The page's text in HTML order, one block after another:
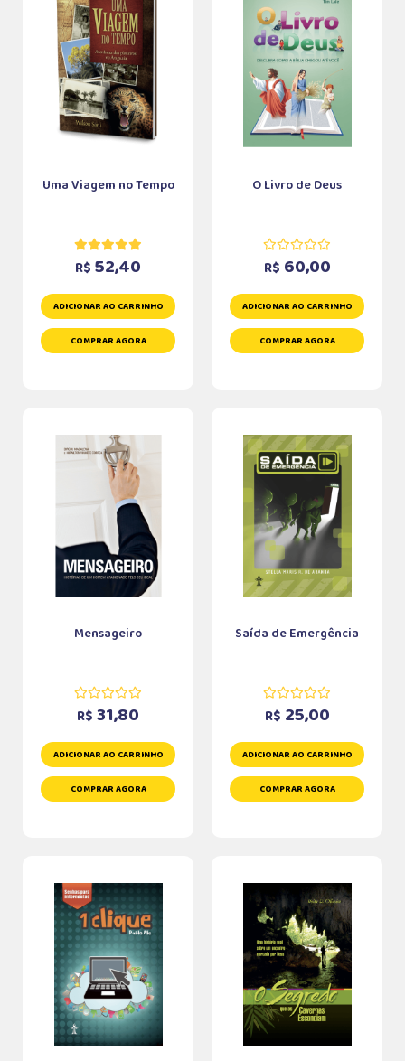
Uma Viagem no Tempo
R$ 52,40
ADICIONAR AO CARRINHO
COMPRAR AGORA
O Livro de Deus
R$ 60,00
ADICIONAR AO CARRINHO
COMPRAR AGORA
Mensageiro
R$ 31,80
ADICIONAR AO CARRINHO
COMPRAR AGORA
Saída de Emergência
R$ 25,00
ADICIONAR AO CARRINHO
COMPRAR AGORA